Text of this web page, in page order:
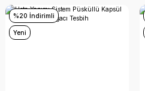
%20 İndirimli
Yeni